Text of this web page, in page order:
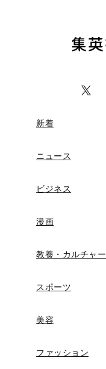
新着
ニュース
ビジネス
漫画
教養・カルチャー
スポーツ
美容
ファッション